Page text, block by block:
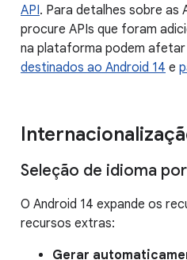
API. Para detalhes sobre as
procure APIs que foram
na plataforma podem afetar
destinados ao Android 14 e
Seleção de idioma
O Android 14 expande os
recursos extras:
Gerar